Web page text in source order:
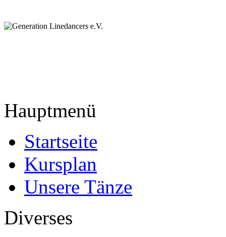
Hauptmenü
Startseite
Kursplan
Unsere Tänze
Diverses